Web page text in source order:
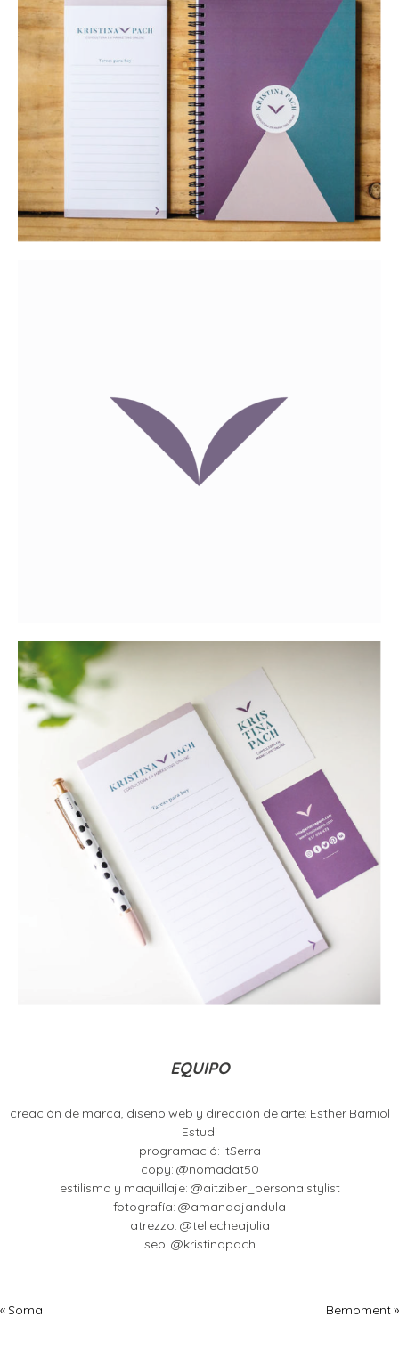
EQUIPO
creación de marca, diseño web y dirección de arte: Esther Barniol
Estudi
programació: itSerra
copy: @nomadat50
estilismo y maquillaje: @aitziber_personalstylist
fotografía: @amandajandula
atrezzo: @tellecheajulia
seo: @kristinapach
« Soma Bemoment »